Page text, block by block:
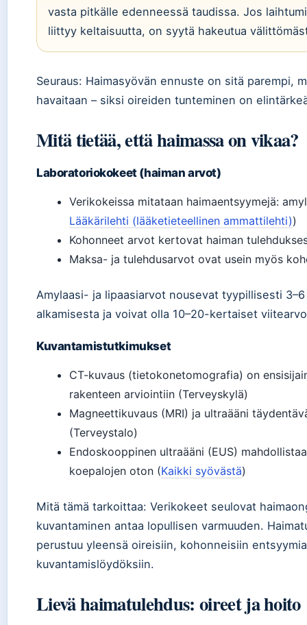
vasta pitkälle edenneessä taudissa. Jos
liittyy keltaisuutta, on syytä hakeutua
Seuraus: Haimasyövän ennuste on sitä parempi,
havaitaan – siksi oireiden tunteminen on
Mitä tietää, että haimassa on vikaa?
Laboratoriokokeet (haiman arvot)
Verikokeissa mitataan haimaentsyymejä:
Lääkärilehti (lääketieteellinen ammattilehti))
Kohonneet arvot kertovat haiman
Maksa- ja tulehdusarvot ovat usein myös
Amylaasi- ja lipaasiarvot nousevat tyypillisesti
alkamisesta ja voivat olla 10–20-kertaiset
Kuvantamistutkimukset
CT-kuvaus (tietokonetomografia) on
rakenteen arviointiin (Terveyskylä)
Magneettikuvaus (MRI) ja ultraääni
(Terveystalo)
Endoskooppinen ultraääni (EUS)
koepalojen oton (Kaikki syövästä)
Mitä tämä tarkoittaa: Verikokeet seulovat
kuvantaminen antaa lopullisen varmuuden.
perustuu yleensä oireisiin, kohonneisiin
kuvantamislöydöksiin.
Lievä haimatulehdus: oireet ja hoito